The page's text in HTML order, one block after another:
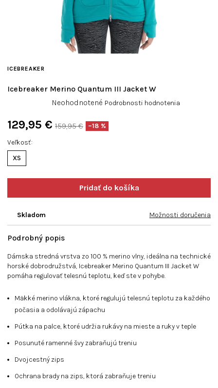
Veľkosť
XS
159,95 € –18 %
129,95 €
Skladom Možnosti doručenia
Icebreaker Merino Quantum III Jacket W
ICEBREAKER
Priemerné
produktu
je
Neohodnotené Podrobnosti hodnotenia
Podrobný popis
Dámska stredná vrstva zo 100 % merino vlny, ideálna na technické
horské dobrodružstvá, Icebreaker Merino Quantum III Jacket W
pomáha regulovať telesnú teplotu, keď ste v pohybe.
Mäkké merino vlákna, ktoré regulujú telesnú teplotu za každého
počasia a odolávajú zápachu
Pútka na palce, ktoré udržia rukávy na mieste a ruky v teple
Posunuté ramenné švy zabraňujú treniu
Dvojcestný zips
Ochrana brady na zips, ktorá zabraňuje treniu